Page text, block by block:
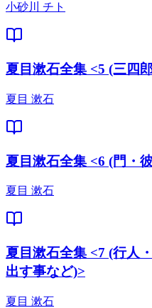
小砂川 チト
夏目漱石全集 <5 (三四
夏目 漱石
夏目漱石全集 <6 (門・
夏目 漱石
夏目漱石全集 <7 (行人
出す事など)>
夏目 漱石